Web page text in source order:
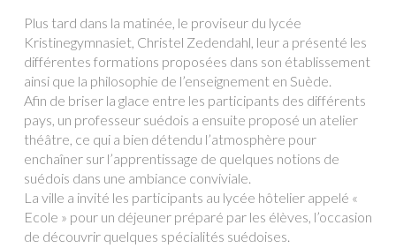
Plus tard dans la matinée, le proviseur du lycée
Kristinegymnasiet, Christel Zedendahl, leur a présenté les
différentes formations proposées dans son établissement
ainsi que la philosophie de l’enseignement en Suède.
Afin de briser la glace entre les participants des différents
pays, un professeur suédois a ensuite proposé un atelier
théâtre, ce qui a bien détendu l’atmosphère pour
enchaîner sur l’apprentissage de quelques notions de
suédois dans une ambiance conviviale.
La ville a invité les participants au lycée hôtelier appelé «
Ecole » pour un déjeuner préparé par les élèves, l’occasion
de découvrir quelques spécialités suédoises.